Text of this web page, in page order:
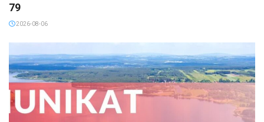
79
2026-08-06